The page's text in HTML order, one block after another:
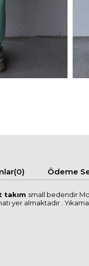
(0) Ödeme
takım small bedendir
yer almaktadır .